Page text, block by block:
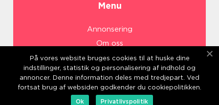
Menu
Annonsering
Om oss
Cookies
Kontakta oss
Sitemap
På vores website bruges cookies til at huske dine
indstillinger, statistik og personalisering af indhold og
annoncer. Denne information deles med tredjepart. Ved
fortsat brug af websiden godkender du cookiepolitikken.
Ok
Privatlivspolitik